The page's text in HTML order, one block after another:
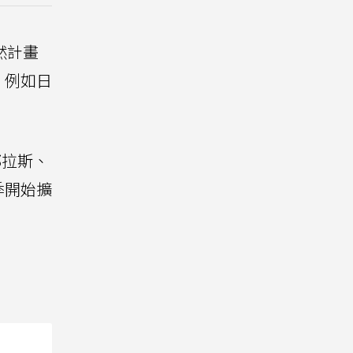
計畫
如日
斯、
始擴